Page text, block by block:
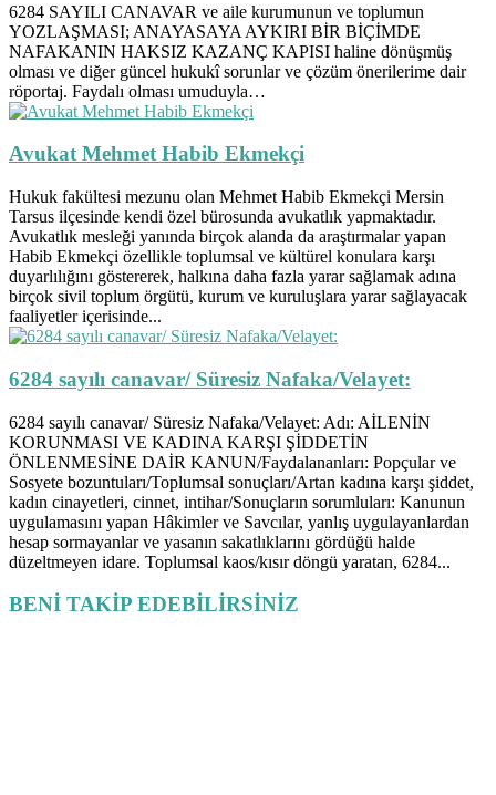
6284 SAYILI CANAVAR ve aile kurumunun ve toplumun
YOZLAŞMASI; ANAYASAYA AYKIRI BİR BİÇİMDE
NAFAKANIN HAKSIZ KAZANÇ KAPISI haline dönüşmüş
olması ve diğer güncel hukukî sorunlar ve çözüm önerilerime dair
röportaj. Faydalı olması umuduyla…
Avukat Mehmet Habib Ekmekçi
Hukuk fakültesi mezunu olan Mehmet Habib Ekmekçi Mersin
Tarsus ilçesinde kendi özel bürosunda avukatlık yapmaktadır.
Avukatlık mesleği yanında birçok alanda da araştırmalar yapan
Habib Ekmekçi özellikle toplumsal ve kültürel konulara karşı
duyarlılığını göstererek, halkına daha fazla yarar sağlamak adına
birçok sivil toplum örgütü, kurum ve kuruluşlara yarar sağlayacak
faaliyetler içerisinde...
6284 sayılı canavar/ Süresiz Nafaka/Velayet:
6284 sayılı canavar/ Süresiz Nafaka/Velayet: Adı: AİLENİN
KORUNMASI VE KADINA KARŞI ŞİDDETİN
ÖNLENMESİNE DAİR KANUN/Faydalananları: Popçular ve
Sosyete bozuntuları/Toplumsal sonuçları/Artan kadına karşı şiddet,
kadın cinayetleri, cinnet, intihar/Sonuçların sorumluları: Kanunun
uygulamasını yapan Hâkimler ve Savcılar, yanlış uygulayanlardan
hesap sormayanlar ve yasanın sakatlıklarını gördüğü halde
düzeltmeyen idare. Toplumsal kaos/kısır döngü yaratan, 6284...
BENİ TAKİP EDEBİLİRSİNİZ